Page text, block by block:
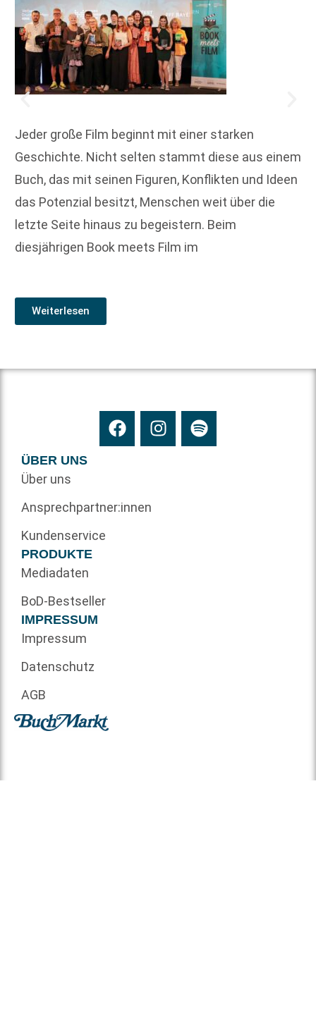
Jeder große Film beginnt mit einer starken
Geschichte. Nicht selten stammt diese aus einem
Buch, das mit seinen Figuren, Konflikten und Ideen
das Potenzial besitzt, Menschen weit über die
letzte Seite hinaus zu begeistern. Beim
diesjährigen Book meets Film im
Weiterlesen
ÜBER UNS
Über uns
Ansprechpartner:innen
Kundenservice
PRODUKTE
Mediadaten
BoD-Bestseller
IMPRESSUM
Impressum
Datenschutz
AGB